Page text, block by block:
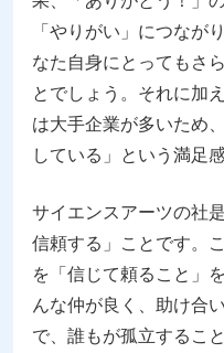
「やりがい」につなが
なた自身にとってもさ
とでしょう。それに加
は大手企業が多いため
している」という満足
サイエンスアーツの社
信頼する」ことです。
を「信じて頼ること」
んな仲が良く、助け合
で、誰もが孤立するこ